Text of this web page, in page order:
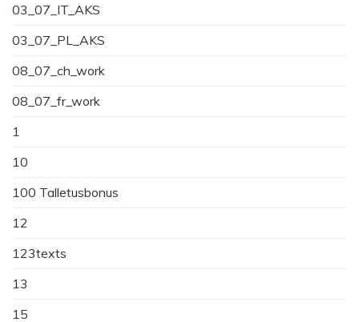
03_07_IT_AKS
03_07_PL_AKS
08_07_ch_work
08_07_fr_work
1
10
100 Talletusbonus
12
123texts
13
15